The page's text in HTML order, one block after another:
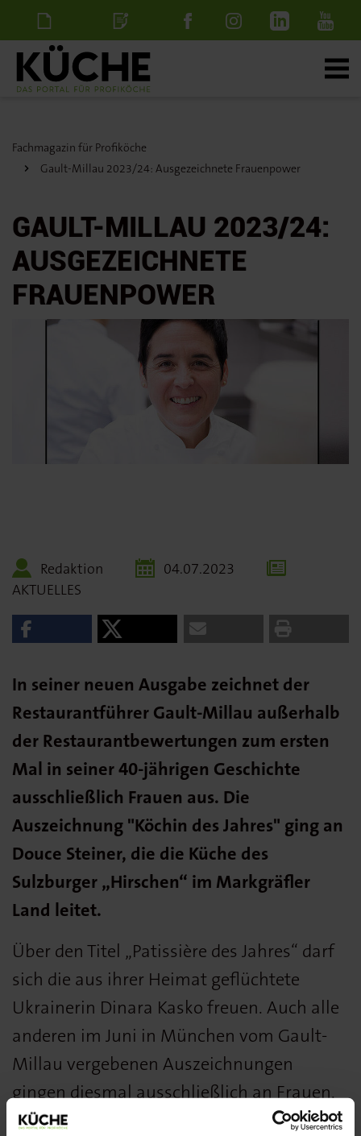
NewsletterStellenanzeige
Fachmagazin für Profiköche
Gault-Millau 2023/24: Ausgezeichnete Frauenpower
GAULT-MILLAU 2023/24:
AUSGEZEICHNETE
FRAUENPOWER
Redaktion
04.07.2023
AKTUELLES
In seiner neuen Ausgabe zeichnet der
Restaurantführer Gault-Millau außerhalb
der Restaurantbewertungen zum ersten
Mal in seiner 40-jährigen Geschichte
ausschließlich Frauen aus. Die
Auszeichnung "Köchin des Jahres" ging an
Douce Steiner, die die Küche des
Sulzburger „Hirschen“ im Markgräfler
Land leitet.
Über den Titel „Patissière des Jahres“ darf
sich die aus ihrer Heimat geflüchtete
Ukrainerin Dinara Kasko freuen. Auch alle
anderen im Juni in München vom Gault-
Millau vergebenen Auszeichnungen
gingen diesmal ausschließlich an Frauen,
darunter Sarah Hallmann vom „Hallmann